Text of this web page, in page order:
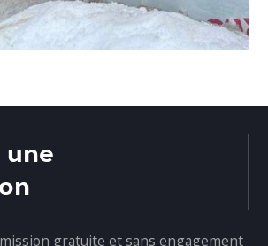
gratuite et sans engagement